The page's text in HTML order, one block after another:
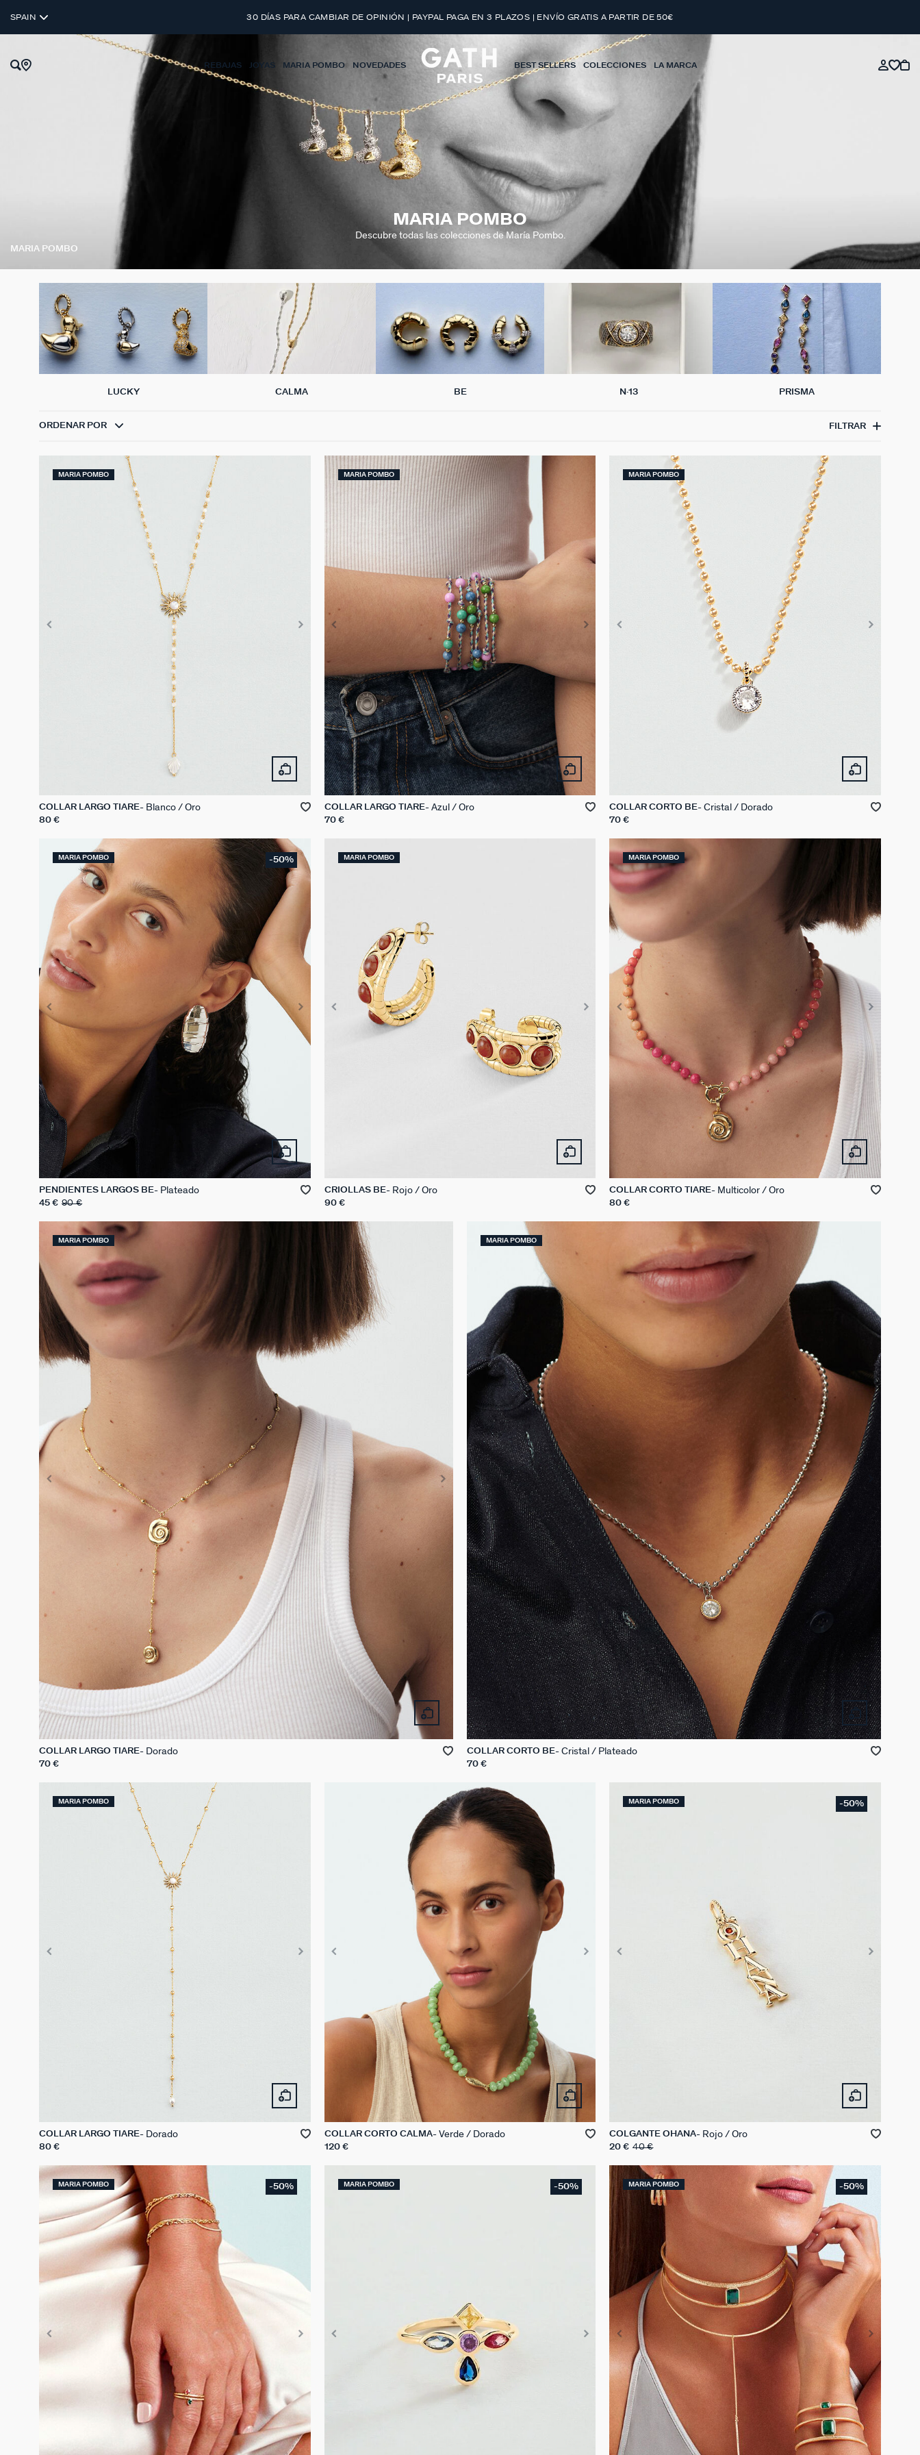
SPAIN 30 DÍAS PARA CAMBIAR DE OPINIÓN | PAYPAL PAGA EN 3 PLAZOS | ENVÍO GRATIS A PARTIR DE 50€
REBAJAS JOYAS MARIA POMBO NOVEDADES BEST SELLERS COLECCIONES LA MARCA
MARIA POMBO
Descubre todas las colecciones de María Pombo.
LUCKY CALMA BE N·13 PRISMA
MARIA POMBO
ORDENAR POR FILTRAR
MARIA POMBO
COLLAR LARGO TIARE Blanco / Oro
80 €
MARIA POMBO
COLLAR LARGO TIARE Azul / Oro
70 €
MARIA POMBO
COLLAR CORTO BE Cristal / Dorado
70 €
MARIA POMBO -50%
PENDIENTES LARGOS BE Plateado
45 € 90 €
MARIA POMBO
CRIOLLAS BE Rojo / Oro
90 €
MARIA POMBO
COLLAR CORTO TIARE Multicolor / Oro
80 €
MARIA POMBO
COLLAR LARGO TIARE Dorado
70 €
MARIA POMBO
COLLAR CORTO BE Cristal / Plateado
70 €
MARIA POMBO
COLLAR LARGO TIARE Dorado
80 €
COLLAR CORTO CALMA Verde / Dorado
120 €
MARIA POMBO -50%
COLGANTE OHANA Rojo / Oro
20 € 40 €
MARIA POMBO -50% MARIA POMBO -50% MARIA POMBO -50%